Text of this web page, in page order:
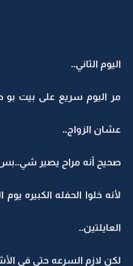
اليوم الثاني..
مر اليوم سريع على بيت بو
عشان الزواج..
صحيح أنه مراح يصير
لأنه خلوا الحفله الكبيره
العايلتين..
لكن لازم السرعه حتى في